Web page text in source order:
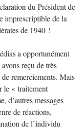
du Président de
imprescriptible de la
de 1940 !
a opportunément
reçu de très
remerciements. Mais
le « traitement
d’autres messages
de réactions,
de l’individu